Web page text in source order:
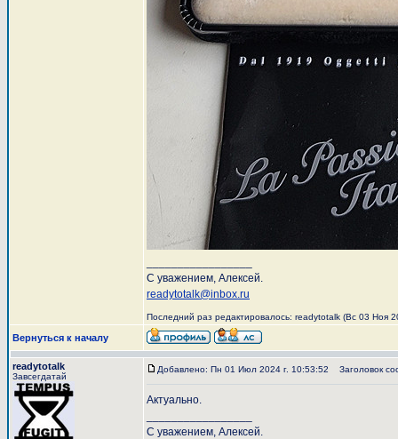
С уважением, Алексей.
readytotalk@inbox.ru
Последний раз редактировалось: readytotalk (Вс 03 Ноя
Вернуться к началу
readytotalk
Завсегдатай
Добавлено: Пн 01 Июл 2024 г. 10:53:52 Заголовок
Актуально.
С уважением, Алексей.